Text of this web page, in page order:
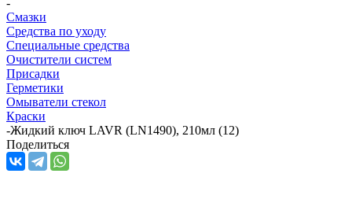
Смазки
Средства по уходу
Специальные средства
Очистители систем
Присадки
Герметики
Омыватели стекол
Краски
-Жидкий ключ LAVR (LN1490), 210мл (12)
Поделиться